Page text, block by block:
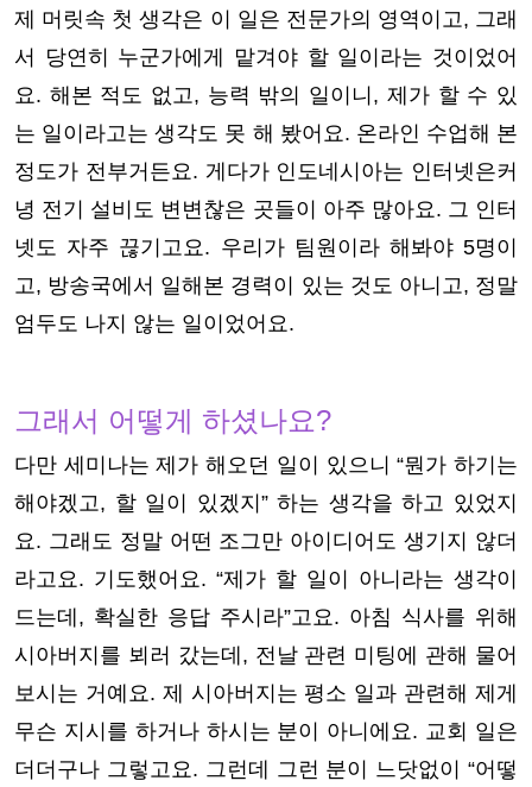
제 머릿속 첫 생각은 이 일은 전문가의 영역이고, 그래
서 당연히 누군가에게 맡겨야 할 일이라는 것이었어
요. 해본 적도 없고, 능력 밖의 일이니, 제가 할 수 있
는 일이라고는 생각도 못 해 봤어요. 온라인 수업해 본
정도가 전부거든요. 게다가 인도네시아는 인터넷은커
녕 전기 설비도 변변찮은 곳들이 아주 많아요. 그 인터
넷도 자주 끊기고요. 우리가 팀원이라 해봐야 5명이
고, 방송국에서 일해본 경력이 있는 것도 아니고, 정말
엄두도 나지 않는 일이었어요.
그래서 어떻게 하셨나요?
다만 세미나는 제가 해오던 일이 있으니 “뭔가 하기는
해야겠고, 할 일이 있겠지” 하는 생각을 하고 있었지
요. 그래도 정말 어떤 조그만 아이디어도 생기지 않더
라고요. 기도했어요. “제가 할 일이 아니라는 생각이
드는데, 확실한 응답 주시라”고요. 아침 식사를 위해
시아버지를 뵈러 갔는데, 전날 관련 미팅에 관해 물어
보시는 거예요. 제 시아버지는 평소 일과 관련해 제게
무슨 지시를 하거나 하시는 분이 아니에요. 교회 일은
더더구나 그렇고요. 그런데 그런 분이 느닷없이 “어떻